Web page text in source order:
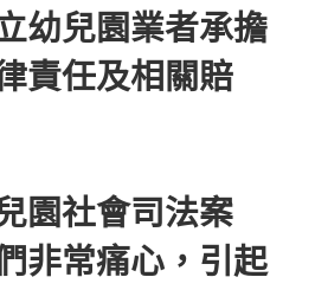
幼兒園業者承擔
責任及相關賠
園社會司法案
非常痛心，引起